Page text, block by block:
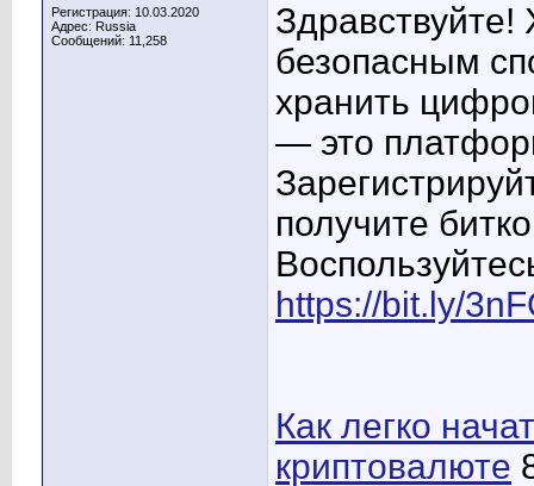
Регистрация: 10.03.2020
Адрес: Russia
Сообщений: 11,258
безопасным
хранить
— это
получите
https://bit.ly/
Как легко
криптовалюте